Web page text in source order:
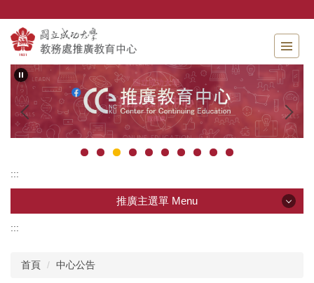
主
要
內
容
區
:::
推廣主選單 Menu
:::
首頁 中心公告